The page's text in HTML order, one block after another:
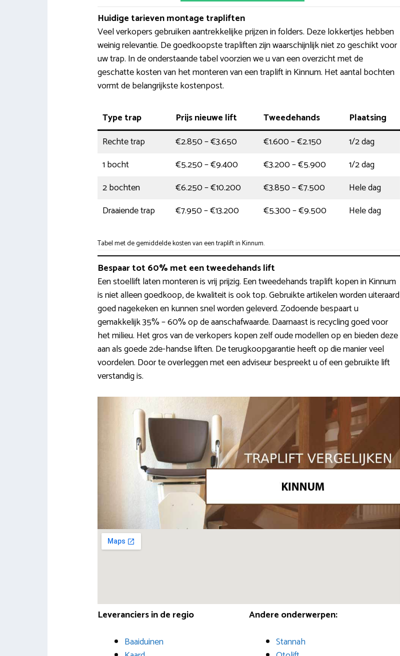
Huidige tarieven montage trapliften
Veel verkopers gebruiken aantrekkelijke prijzen in folders. Deze lokkertjes hebben
weinig relevantie. De goedkoopste trapliften zijn waarschijnlijk niet zo geschikt voor
uw trap. In de onderstaande tabel voorzien we u van een overzicht met de
geschatte kosten van het monteren van een traplift in Kinnum. Het aantal bochten
vormt de belangrijkste kostenpost.
Type trap Prijs nieuwe lift Tweedehands
Plaatsing
Rechte trap
€2.850 – €3.650 €1.600 – €2.150
1/2 dag
1 bocht
€5.250 – €9.400 €3.200 – €5.900
1/2 dag
2 bochten
€6.250 – €10.200 €3.850 – €7.500
Hele dag
Draaiende trap
€7.950 – €13.200 €5.300 – €9.500 Hele dag
Tabel met de gemiddelde kosten van een traplift in Kinnum.
Bespaar tot 60% met een tweedehands lift
Een stoellift laten monteren is vrij prijzig. Een tweedehands traplift kopen in Kinnum
is niet alleen goedkoop, de kwaliteit is ook top. Gebruikte artikelen worden uiteraard
goed nagekeken en kunnen snel worden geleverd. Zodoende bespaart u
gemakkelijk 35% – 60% op de aanschafwaarde. Daarnaast is recycling goed voor
het milieu. Het gros van de verkopers kopen zelf oude modellen op en bieden deze
aan als goede 2de-handse liften. De terugkoopgarantie heeft op die manier veel
voordelen. Door te overleggen met een adviseur bespreekt u of een gebruikte lift
verstandig is.
Leveranciers in de regio
Baaiduinen
Andere onderwerpen:
Stannah